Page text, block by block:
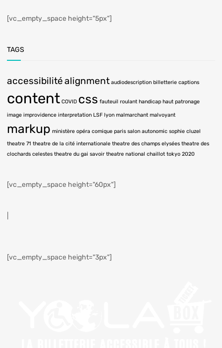
[vc_empty_space height="5px"]
TAGS
accessibilitéalignment audiodescription billetterie captions
content COVID css fauteuil roulant handicap haut patronage
image improvidence interpretation LSF lyon malmarchant malvoyant
markup ministère opéra comique paris salon autonomic sophie cluzel
theatre 71 theatre de la cité internationale theatre des champs elysées theatre des
clochards celestes theatre du gai savoir theatre national chaillot tokyo 2020
[vc_empty_space height="60px"]
[vc_empty_space height="3px"]